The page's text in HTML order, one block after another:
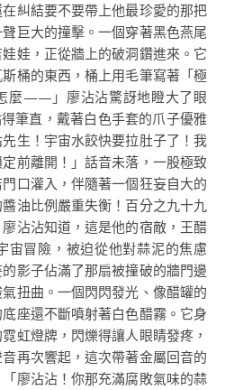
糾結要不要帶上他最珍愛的那把
巨大的撞擊。一個穿著黑色燕尾
娃，正從牆上的破洞鑽進來。它
桶的東西，桶上用毛筆寫著「極
麼——」廖沾沾驚訝地瞪大了眼
筆直，戴著白色手套的爪子優雅
生！宇宙水餃快要拉肚子了！我
前離開！」話音未落，一股極致
口灌入，伴隨著一個狂妄自大的
油比例嚴重失衡！百分之九十九
沾沾知道，這是他的宿敵，王醋
宙冒險，被迫從他對蒜泥的焦慮
影子佔滿了那扇被撞破的牆門邊
扭曲。一個閃閃發光、像醋罐的
座還不斷噴射著白色醋霧。它身
虹燈牌，閃爍得讓人眼睛發疼，
再次響起，這次帶著金屬回音的
廖沾沾！你那充滿腐敗氣味的蒜